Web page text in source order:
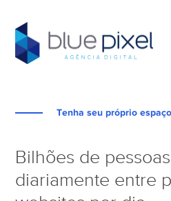
Tenha seu próprio
Bilhões de
diariamente entre